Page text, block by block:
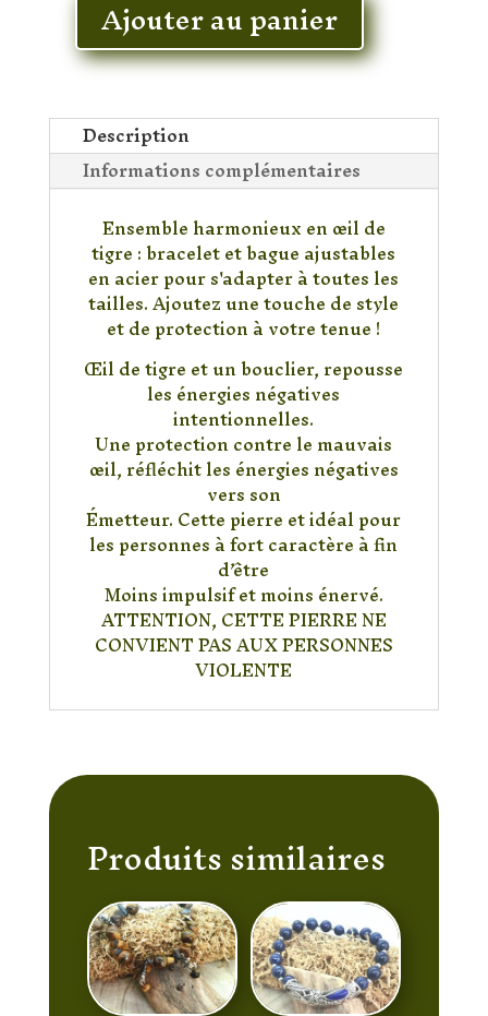
quantité
Bracelet
de
Tigre
+
Réglable
Ajouter au panier
Description
Informations complémentaires
Ensemble harmonieux en œil de
tigre : bracelet et bague ajustables
en acier pour s'adapter à toutes les
tailles. Ajoutez une touche de style
et de protection à votre tenue !
Œil de tigre et un bouclier, repousse
les énergies négatives
intentionnelles.
Une protection contre le mauvais
œil, réfléchit les énergies négatives
vers son
Émetteur. Cette pierre et idéal pour
les personnes à fort caractère à fin
d’être
Moins impulsif et moins énervé.
ATTENTION, CETTE PIERRE NE
CONVIENT PAS AUX PERSONNES
VIOLENTE
Produits similaires